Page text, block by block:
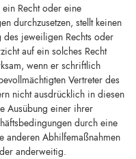
ein Recht oder eine
durchzusetzen, stellt keinen
des jeweiligen Rechts oder
auf ein solches Recht
wenn er schriftlich
Vertreter des
nicht ausdrücklich in diesen
Ausübung einer ihrer
durch eine
anderen Abhilfemaßnahmen
anderweitig.